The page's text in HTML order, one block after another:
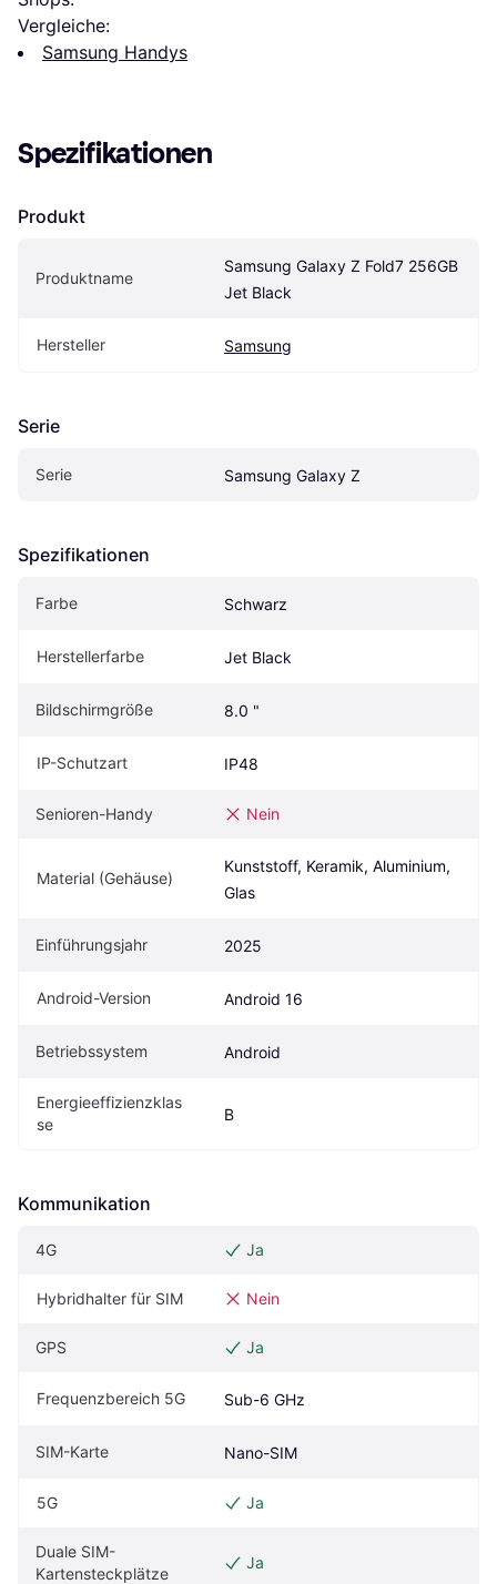
Vergleiche:
Samsung Handys
Spezifikationen
Produkt
Produktname
Samsung Galaxy Z Fold7 256GB
Jet Black
Hersteller Samsung
Serie
Serie Samsung Galaxy Z
Spezifikationen
Farbe Schwarz
Herstellerfarbe Jet Black
Bildschirmgröße 8.0 "
IP-Schutzart IP48
Senioren-Handy Nein
Material (Gehäuse)
Kunststoff, Keramik, Aluminium,
Glas
Einführungsjahr 2025
Android-Version Android 16
Betriebssystem Android
Energieeffizienzklas
se
B
Kommunikation
4G Ja
Hybridhalter für SIM Nein
GPS Ja
Frequenzbereich 5G Sub-6 GHz
SIM-Karte Nano-SIM
5G Ja
Duale SIM-
Kartensteckplätze
Ja